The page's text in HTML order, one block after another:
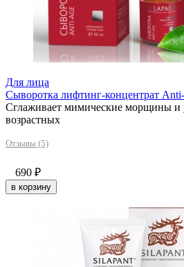
Для лица
Сыворотка лифтинг-концентрат
Сглаживает мимические морщины и
возрастных
Отзывы (5)
690 ₽
в корзину